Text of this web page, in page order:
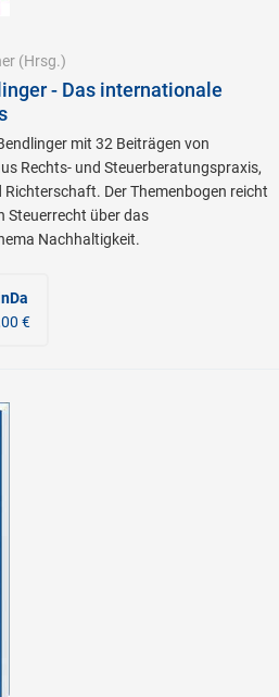
(Hrsg.)
- Das internationale
mit 32 Beiträgen von
Rechts- und Steuerberatungspraxis,
Der Themenbogen reicht
Steuerrecht über das
Nachhaltigkeit.
€